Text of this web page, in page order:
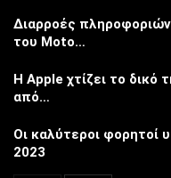
Διαρροές
του Moto…
Η Apple χτίζει το
από…
Οι καλύτεροι φορητοί
2023